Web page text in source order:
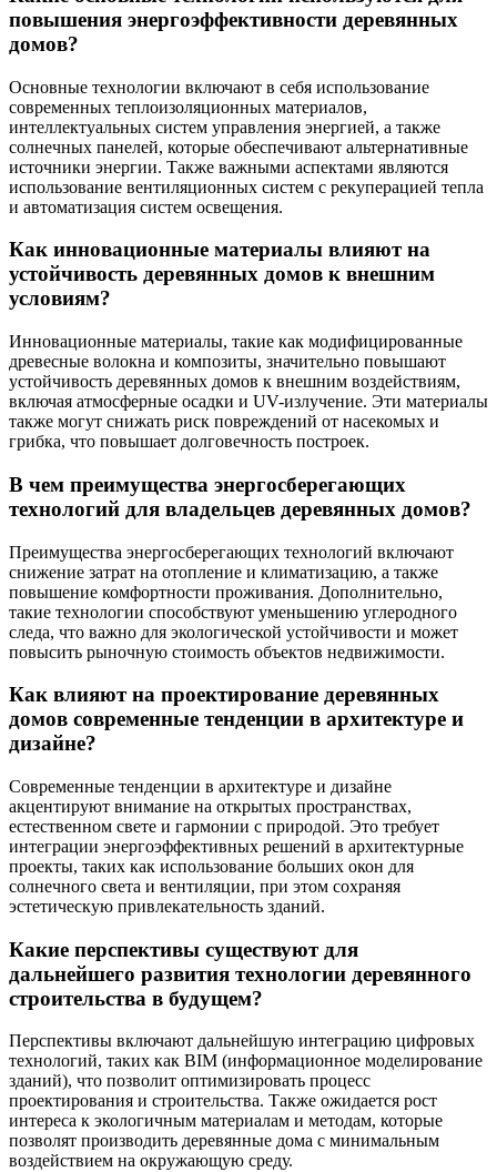
повышения энергоэффективности деревянных
домов?
Основные технологии включают в себя использование
современных теплоизоляционных материалов,
интеллектуальных систем управления энергией, а также
солнечных панелей, которые обеспечивают альтернативные
источники энергии. Также важными аспектами являются
использование вентиляционных систем с рекуперацией тепла
и автоматизация систем освещения.
Как инновационные материалы влияют на
устойчивость деревянных домов к внешним
условиям?
Инновационные материалы, такие как модифицированные
древесные волокна и композиты, значительно повышают
устойчивость деревянных домов к внешним воздействиям,
включая атмосферные осадки и UV-излучение. Эти материалы
также могут снижать риск повреждений от насекомых и
грибка, что повышает долговечность построек.
В чем преимущества энергосберегающих
технологий для владельцев деревянных домов?
Преимущества энергосберегающих технологий включают
снижение затрат на отопление и климатизацию, а также
повышение комфортности проживания. Дополнительно,
такие технологии способствуют уменьшению углеродного
следа, что важно для экологической устойчивости и может
повысить рыночную стоимость объектов недвижимости.
Как влияют на проектирование деревянных
домов современные тенденции в архитектуре и
дизайне?
Современные тенденции в архитектуре и дизайне
акцентируют внимание на открытых пространствах,
естественном свете и гармонии с природой. Это требует
интеграции энергоэффективных решений в архитектурные
проекты, таких как использование больших окон для
солнечного света и вентиляции, при этом сохраняя
эстетическую привлекательность зданий.
Какие перспективы существуют для
дальнейшего развития технологии деревянного
строительства в будущем?
Перспективы включают дальнейшую интеграцию цифровых
технологий, таких как BIM (информационное моделирование
зданий), что позволит оптимизировать процесс
проектирования и строительства. Также ожидается рост
интереса к экологичным материалам и методам, которые
позволят производить деревянные дома с минимальным
воздействием на окружающую среду.